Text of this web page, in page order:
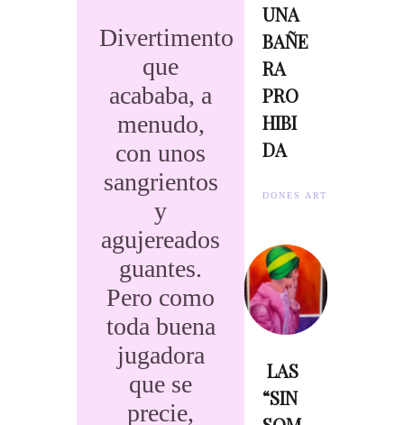
Divertimento
que
acababa, a
menudo,
con unos
sangrientos
y
agujereados
guantes.
Pero como
toda buena
jugadora
que se
precie,
UNA
BAÑE
RA
PRO
HIBI
DA
DONES ARTISTES.
​ LAS
“SIN